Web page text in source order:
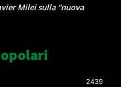
Milei sulla “nuova
2439